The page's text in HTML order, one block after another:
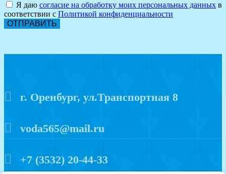
Я даю согласие на обработку моих персональных данных в
соответствии с Политикой конфиденциальности
ОТПРАВИТЬ
г. Оренбург, ул.Транспортная 8
voda565@mail.ru
+7 (3532) 20-44-33